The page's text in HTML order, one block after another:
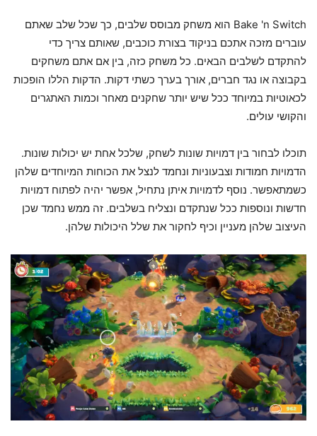
Bake 'n Switch הוא משחק מבוסס שלבים, כך שכל שלב שאתם
עוברים מזכה אתכם בניקוד בצורת כוכבים, שאותם צריך כדי
להתקדם לשלבים הבאים. כל משחק כזה, בין אם אתם משחקים
בקבוצה או נגד חברים, אורך בערך כשתי דקות. הדקות הללו הופכות
לכאוטיות במיוחד ככל שיש יותר שחקנים מאחר וכמות האתגרים
והקושי עולים.
תוכלו לבחור בין דמויות שונות לשחק, שלכל אחת יש יכולות שונות.
הדמויות חמודות וצבעוניות ונחמד לנצל את הכוחות המיוחדים שלהן
כשמתאפשר. נוסף לדמויות איתן נתחיל, אפשר יהיה לפתוח דמויות
חדשות ונוספות ככל שנתקדם ונצליח בשלבים. זה ממש נחמד שכן
העיצוב שלהן מעניין וכיף לחקור את שלל היכולות שלהן.